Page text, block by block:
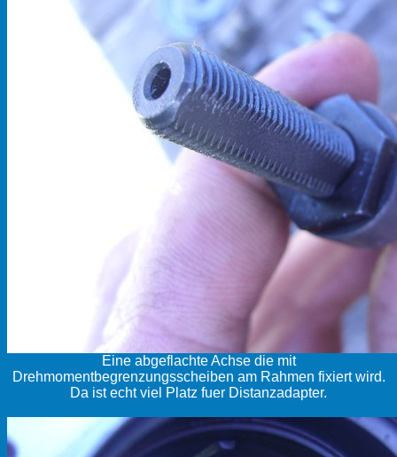
Eine abgeflachte Achse die mit
Drehmomentbegrenzungsscheiben am Rahmen fixiert wird.
Da ist echt viel Platz fuer Distanzadapter.